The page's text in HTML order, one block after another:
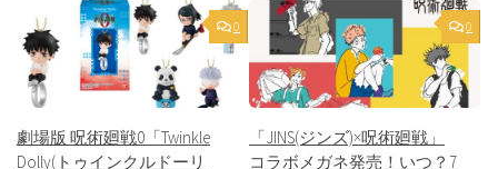
0
劇場版 呪術廻戦0「Twinkle
Dolly(トゥインクルドーリ
0
「JINS(ジンズ)×呪術廻戦」
コラボメガネ発売！いつ？7